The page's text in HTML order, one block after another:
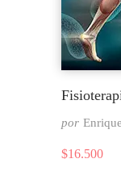
por
$16.500